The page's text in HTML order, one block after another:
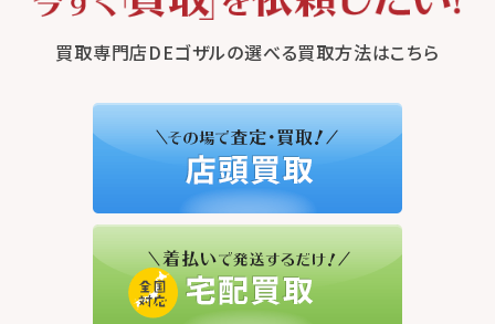
買取専門店DEゴザルの選べる買取方法はこちら